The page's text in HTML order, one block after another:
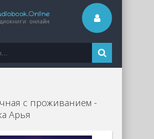
с проживанием -
Арья